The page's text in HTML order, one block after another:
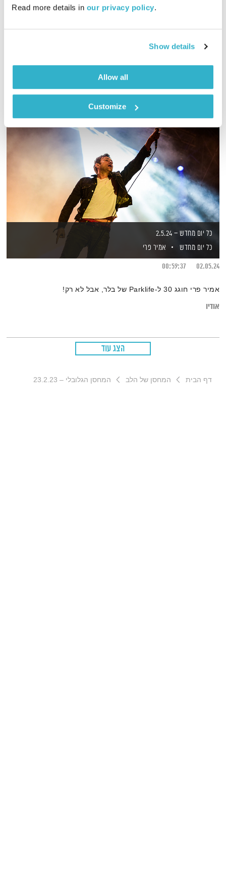
Read more details in our privacy policy.
Show details
Allow all
Customize
מסע מוזיקלי יומי עם אורי בנקהלטר, והפעם – תכנית שכולה שירי
כל יום מחדש – 2.5.24
כל יום מחדש
אמיר פרי
02.05.24
00:59:37
אמיר פרי חוגג 30 ל-Parklife של בלר, אבל לא רק!
אודיו
הצג עוד
דף הבית המחסן של הלב המחסן הגלובלי – 23.2.23